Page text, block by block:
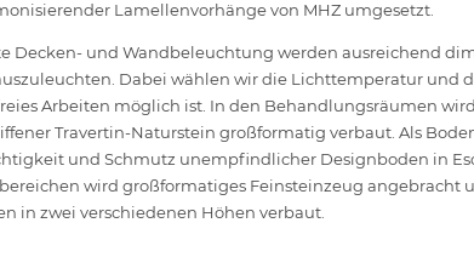
Lamellenvorhänge von MHZ umgesetzt.
Decken- und Wandbeleuchtung werden ausreichend
Dabei wählen wir die Lichttemperatur und
Arbeiten möglich ist. In den Behandlungsräumen
Travertin-Naturstein großformatig verbaut. Als
und Schmutz unempfindlicher Designboden in
wird großformatiges Feinsteinzeug angebracht
in zwei verschiedenen Höhen verbaut.